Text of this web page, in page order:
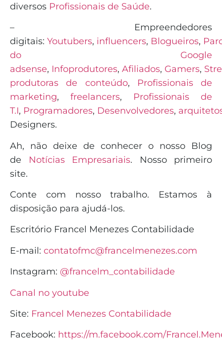
diversos Profissionais de Saúde.
– Empreendedores
digitais: Youtubers, influencers, Blogueiros,
do Google
adsense, Infoprodutores, Afiliados, Gamers,
produtoras de conteúdo,
Profissionais de
marketing, freelancers, Profissionais de
T.I, Programadores, Desenvolvedores,
Designers.
Ah, não deixe de conhecer o nosso Blog
de
Notícias Empresariais. Nosso primeiro
site.
Conte com nosso trabalho. Estamos à
disposição para ajudá-los.
Escritório Francel Menezes Contabilidade
E-mail: contatofmc@francelmenezes.com
Instagram: @francelm_contabilidade
Canal no youtube
Site: Francel Menezes Contabilidade
Facebook: https://m.facebook.com/